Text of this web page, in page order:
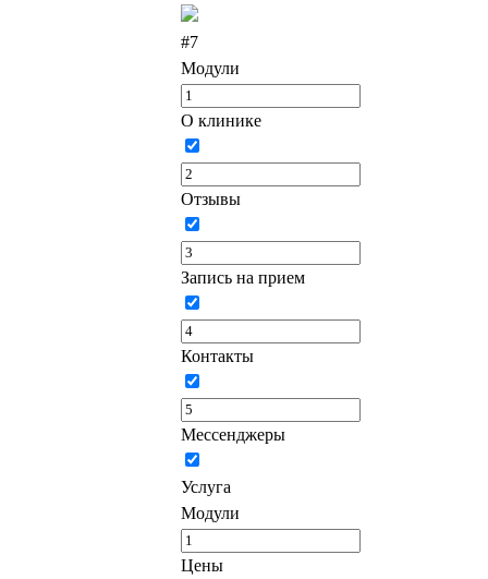
#7
Модули
О клинике
Отзывы
Запись на прием
Контакты
Мессенджеры
Услуга
Модули
Цены